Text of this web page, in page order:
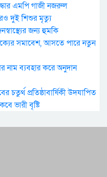
এমপি গাজী নজরুল
দুই শিশুর মৃত্যু
জন্য হুমকি
সমাবেশ, আসতে পারে নতুন
নাম ব্যবহার করে অনুদান
চতুর্থ প্রতিষ্ঠাবার্ষিকী উদযাপিত
ভারী বৃষ্টি